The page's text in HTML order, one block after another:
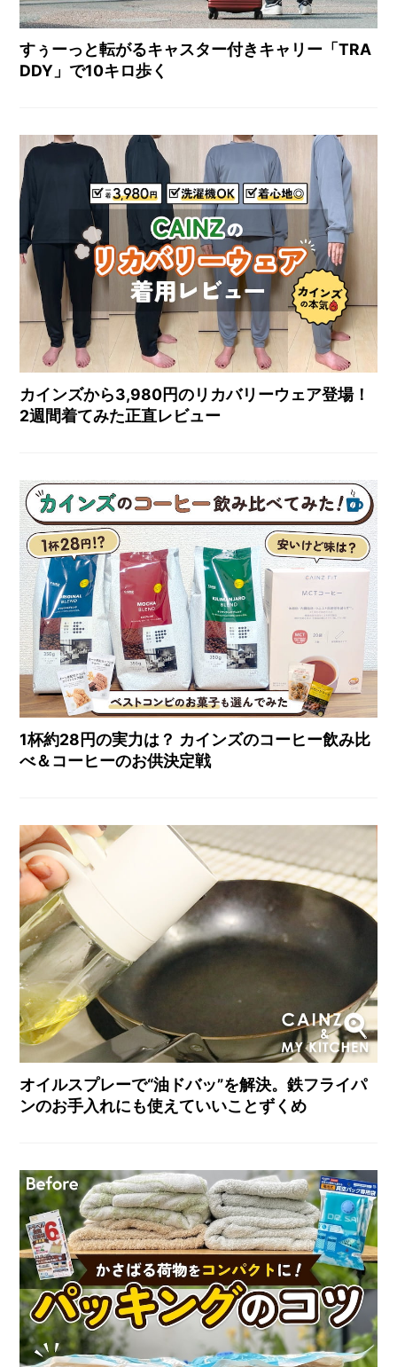
すぅーっと転がるキャスター付きキャリー「TRA
DDY」で10キロ歩く
カインズから3,980円のリカバリーウェア登場！
2週間着てみた正直レビュー
1杯約28円の実力は？ カインズのコーヒー飲み比
べ＆コーヒーのお供決定戦
オイルスプレーで“油ドバッ”を解決。鉄フライパ
ンのお手入れにも使えていいことずくめ